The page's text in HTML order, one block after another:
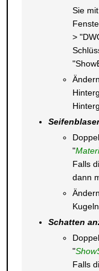
Sie
>
"
Falls
dann
Schatten
"
Falls